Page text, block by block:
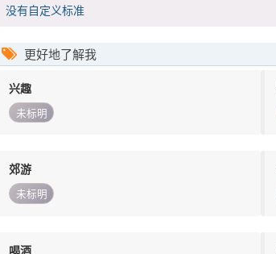
没有自定义标准
更好地了解我
兴趣
未标明
郊游
未标明
喝酒